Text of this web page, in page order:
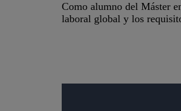
Como alumno del Máster
laboral global y los